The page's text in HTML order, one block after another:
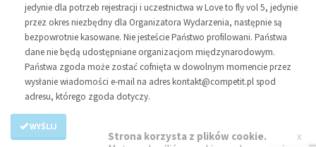
jedynie dla potrzeb rejestracji i uczestnictwa w Love to fly vol 5, jedynie
przez okres niezbędny dla Organizatora Wydarzenia, następnie są
bezpowrotnie kasowane. Nie jesteście Państwo profilowani. Państwa
dane nie będą udostępniane organizacjom międzynarodowym.
Państwa zgoda może zostać cofnięta w dowolnym momencie przez
wysłanie wiadomości e-mail na adres kontakt@competit.pl spod
adresu, którego zgoda dotyczy.
WYŚLIJ
Strona korzysta z plików cookie.
x